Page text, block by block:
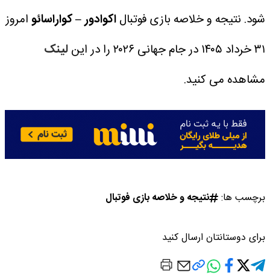
شود. نتیجه و خلاصه بازی فوتبالاکوادور – کواراسائوامروز
۳۱ خرداد ۱۴۰۵ در جام جهانی ۲۰۲۶ را در این
لینک
مشاهده می کنید.
برچسب ها: نتیجه و خلاصه بازی فوتبال
برای دوستانتان ارسال کنید